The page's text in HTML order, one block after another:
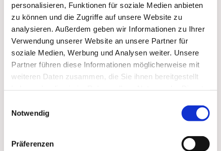
personalisieren, Funktionen für soziale Medien anbieten
zu können und die Zugriffe auf unsere Website zu
analysieren. Außerdem geben wir Informationen zu Ihrer
Verwendung unserer Website an unsere Partner für
soziale Medien, Werbung und Analysen weiter. Unsere
Partner führen diese Informationen möglicherweise mit
weiteren Daten zusammen, die Sie ihnen bereitgestellt
Notwendig
Präferenzen